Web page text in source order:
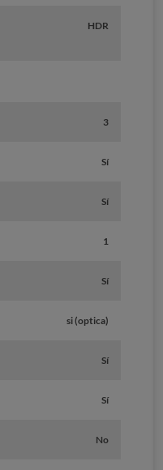
HDR
3
Sí
Sí
1
Sí
si (optica)
Sí
Sí
No